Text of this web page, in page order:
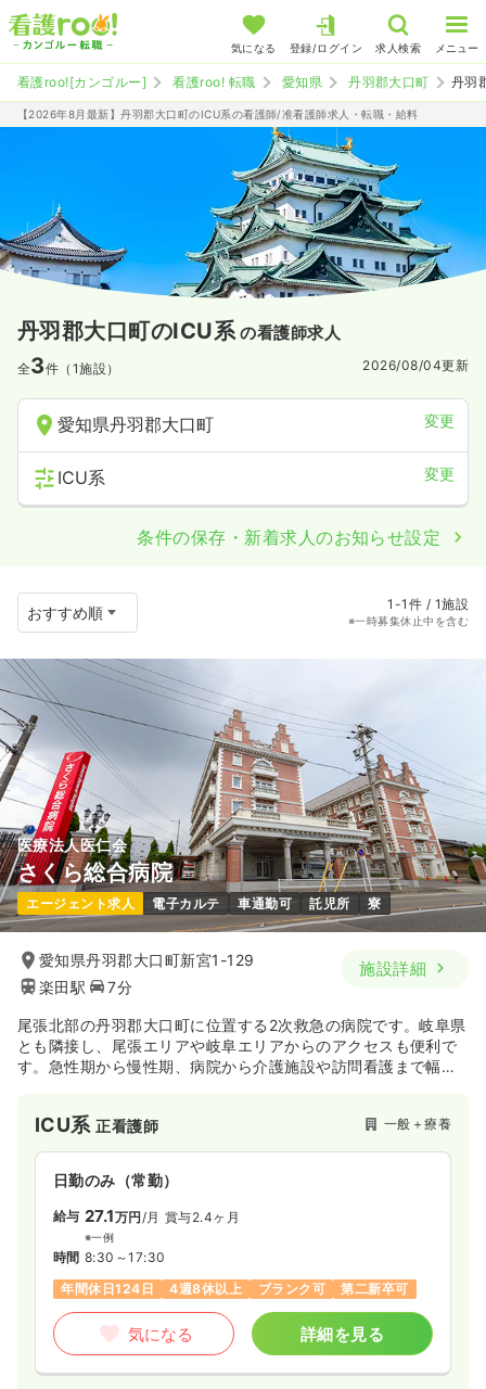
気になる 登録/ログイン 求人検索 メニュー
看護roo![カンゴルー] 看護roo! 転職 愛知県 丹羽郡大口町 丹羽
【2026年8月最新】丹羽郡大口町のICU系の看護師/准看護師求人・転職・給料
丹羽郡大口町のICU系 の看護師求人
全3件（1施設） 2026/08/04更新
愛知県丹羽郡大口町 変更
ICU系 変更
条件の保存・新着求人のお知らせ設定
1-1件 / 1施設
※一時募集休止中を含む
医療法人医仁会
さくら総合病院
エージェント求人 電子カルテ 車通勤可 託児所 寮
愛知県丹羽郡大口町新宮1-129
楽田駅
7分
施設詳細
尾張北部の丹羽郡大口町に位置する2次救急の病院です。岐阜県
とも隣接し、尾張エリアや岐阜エリアからのアクセスも便利で
す。急性期から慢性期、病院から介護施設や訪問看護まで幅広
一貫した医療を担っています。
ICU系正看護師 一般＋療養
日勤のみ（常勤）
給与 27.1万円 /月 賞与2.4ヶ月
※一例
時間 8:30～17:30
年間休日124日
4週8休以上 ブランク可 第二新卒可
気になる 詳細を見る